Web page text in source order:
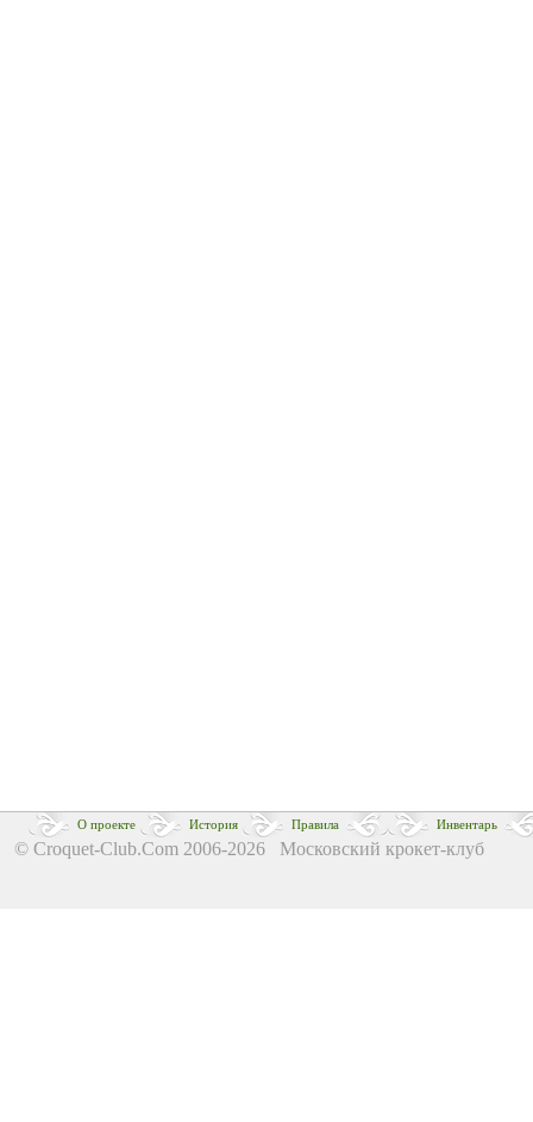
О проекте История Правила Инвентарь
© Croquet-Club.Com 2006-2026 Московский крокет-клуб